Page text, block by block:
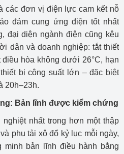
các đơn vị điện lực cam kết nỗ
đảm cung ứng điện tốt nhất
đại diện ngành điện cũng kêu
dân và doanh nghiệp: tắt thiết
hòa không dưới 26°C, hạn
bị công suất lớn – đặc biệt
20h–23h.
Bản lĩnh được kiểm chứng
nhất trong hơn một thập
phụ tải xô đổ kỷ lục mỗi ngày,
bản lĩnh điều hành bằng